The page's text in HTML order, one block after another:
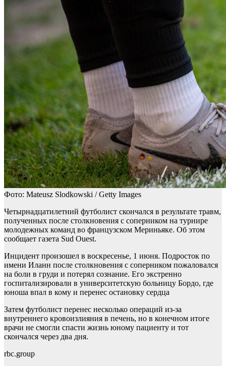
Фото: Mateusz Slodkowski / Getty Images
Четырнадцатилетний футболист скончался в результате травм,
полученных после столкновения с соперником на турнире
молодежных команд во французском Мериньяке. Об этом
сообщает газета Sud Ouest.
Инцидент произошел в воскресенье, 1 июня. Подросток по
имени Иланн после столкновения с соперником пожаловался
на боли в груди и потерял сознание. Его экстренно
госпитализировали в университетскую больницу Бордо, где
юноша впал в кому и перенес остановку сердца
Затем футболист перенес несколько операций из-за
внутреннего кровоизлияния в печень, но в конечном итоге
врачи не смогли спасти жизнь юному пациенту и тот
скончался через два дня.
rbc.group